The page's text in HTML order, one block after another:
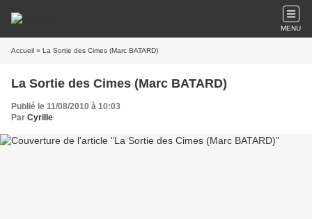
MENU
Accueil » La Sortie des Cimes (Marc BATARD)
La Sortie des Cimes (Marc BATARD)
Publié le 11/08/2010 à 10:03
Par CyriIIe